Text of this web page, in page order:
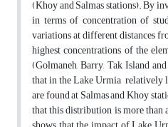
(Khoy and Salmas stations). By
in terms of concentration of
variations at different distances
highest concentrations of the
(Golmaneh, Barry, Tak Island
that in the Lake Urmia relatively
are found at Salmas and Khoy
that this distribution is more than